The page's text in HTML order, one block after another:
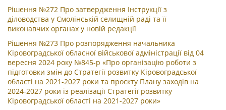
Рішення №272 Про затвердження Інструкції з
діловодства у Смолінській селищній раді та її
виконавчих органах у новій редакції
Рішення №273 Про розпорядження начальника
Кіровоградської обласної військової адміністрації від 04
вересня 2024 року №845-р «Про організацію роботи з
підготовки змін до Стратегії розвитку Кіровоградської
області на 2021-2027 роки та проєкту Плану заходів на
2024-2027 роки із реалізації Стратегії розвитку
Кіровоградської області на 2021-2027 роки»